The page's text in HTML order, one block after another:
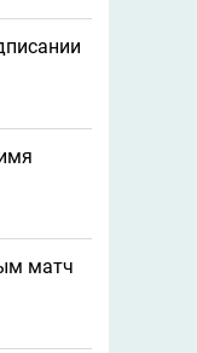
матч